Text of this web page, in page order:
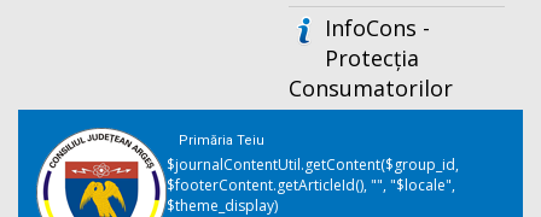
InfoCons -
Protecția
Consumatorilor
Primăria Teiu
$journalContentUtil.getContent($group_id,
$footerContent.getArticleId(), "", "$locale",
$theme_display)